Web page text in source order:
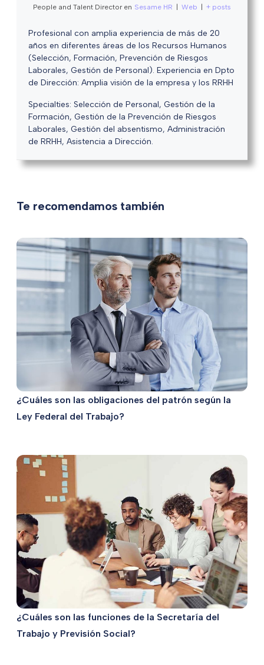
People and Talent Director en Sesame HR | Web | + posts
Profesional con amplia experiencia de más de 20
años en diferentes áreas de los Recursos Humanos
(Selección, Formación, Prevención de Riesgos
Laborales, Gestión de Personal). Experiencia en Dpto
de Dirección: Amplia visión de la empresa y los RRHH
Specialties: Selección de Personal, Gestión de la
Formación, Gestión de la Prevención de Riesgos
Laborales, Gestión del absentismo, Administración
de RRHH, Asistencia a Dirección.
Te recomendamos también
¿Cuáles son las obligaciones del patrón según la
Ley Federal del Trabajo?
¿Cuáles son las funciones de la Secretaría del
Trabajo y Previsión Social?